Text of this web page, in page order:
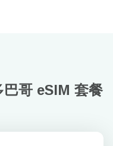
巴哥 eSIM 套餐